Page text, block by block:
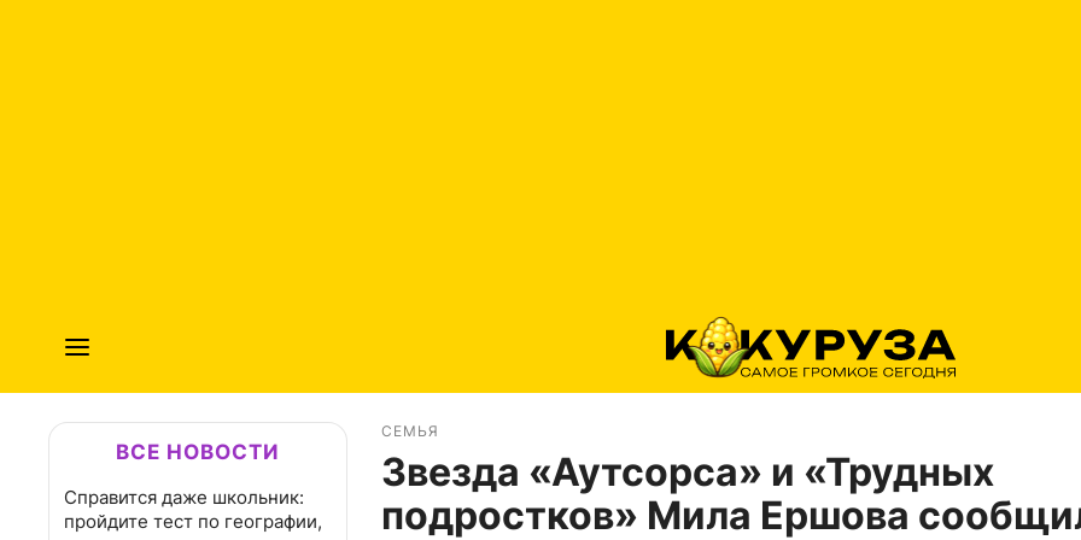
ВСЕ НОВОСТИ
Справится даже школьник:
пройдите тест по географии,
СЕМЬЯ
Звезда «Аутсорса» и «Трудных
подростков» Мила Ершова